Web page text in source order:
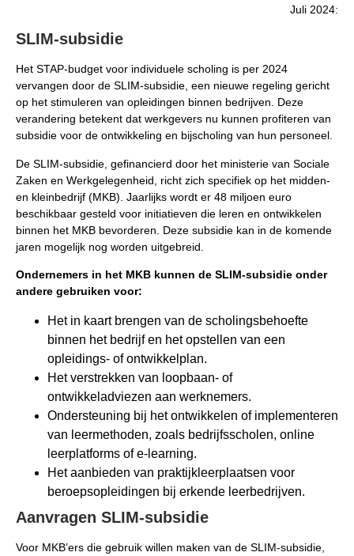
Juli 2024:
SLIM-subsidie
Het STAP-budget voor individuele scholing is per 2024
vervangen door de SLIM-subsidie, een nieuwe regeling gericht
op het stimuleren van opleidingen binnen bedrijven. Deze
verandering betekent dat werkgevers nu kunnen profiteren van
subsidie voor de ontwikkeling en bijscholing van hun personeel.
De SLIM-subsidie, gefinancierd door het ministerie van Sociale
Zaken en Werkgelegenheid, richt zich specifiek op het midden-
en kleinbedrijf (MKB). Jaarlijks wordt er 48 miljoen euro
beschikbaar gesteld voor initiatieven die leren en ontwikkelen
binnen het MKB bevorderen. Deze subsidie kan in de komende
jaren mogelijk nog worden uitgebreid.
Ondernemers in het MKB kunnen de SLIM-subsidie onder
andere gebruiken voor:
Het in kaart brengen van de scholingsbehoefte
binnen het bedrijf en het opstellen van een
opleidings- of ontwikkelplan.
Het verstrekken van loopbaan- of
ontwikkeladviezen aan werknemers.
Ondersteuning bij het ontwikkelen of implementeren
van leermethoden, zoals bedrijfsscholen, online
leerplatforms of e-learning.
Het aanbieden van praktijkleerplaatsen voor
beroepsopleidingen bij erkende leerbedrijven.
Aanvragen SLIM-subsidie
Voor MKB’ers die gebruik willen maken van de SLIM-subsidie,